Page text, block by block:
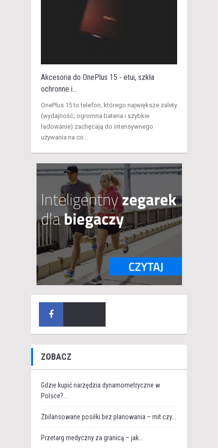
Akcesoria do OnePlus 15 - etui, szkła
ochronne i...
​OnePlus 15 to telefon, którego największe zalety
(wydajność, ogromna bateria i szybkie
ładowanie) zachęcają do intensywnego
używania na co...
ZOBACZ
Gdzie kupić narzędzia dynamometryczne w
Polsce?...
Zbilansowane posiłki bez planowania – mit czy...
Przetarg medyczny za granicą – jak...